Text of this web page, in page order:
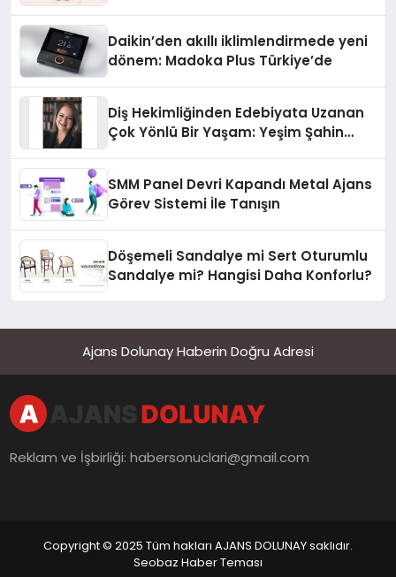
Daikin’den akıllı iklimlendirmede yeni
dönem: Madoka Plus Türkiye’de
Diş Hekimliğinden Edebiyata Uzanan
Çok Yönlü Bir Yaşam: Yeşim Şahin
SMM Panel Devri Kapandı Metal Ajans
Görev Sistemi İle Tanışın
Döşemeli Sandalye mi Sert Oturumlu
Sandalye mi? Hangisi Daha Konforlu?
Ajans Dolunay Haberin Doğru Adresi
Reklam ve İşbirliği:habersonuclari@gmail.com
Copyright © 2025 Tüm hakları AJANS DOLUNAY saklıdır.
Seobaz Haber Teması